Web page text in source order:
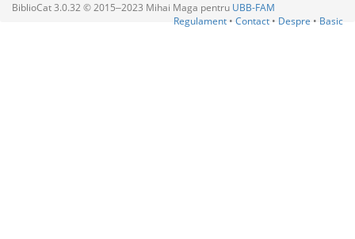
BiblioCat 3.0.32 © 2015‒2023 Mihai Maga pentru UBB-FAM
Regulament • Contact • Despre • Basic